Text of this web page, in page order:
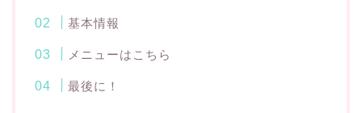
基本情報
メニューはこちら
最後に！